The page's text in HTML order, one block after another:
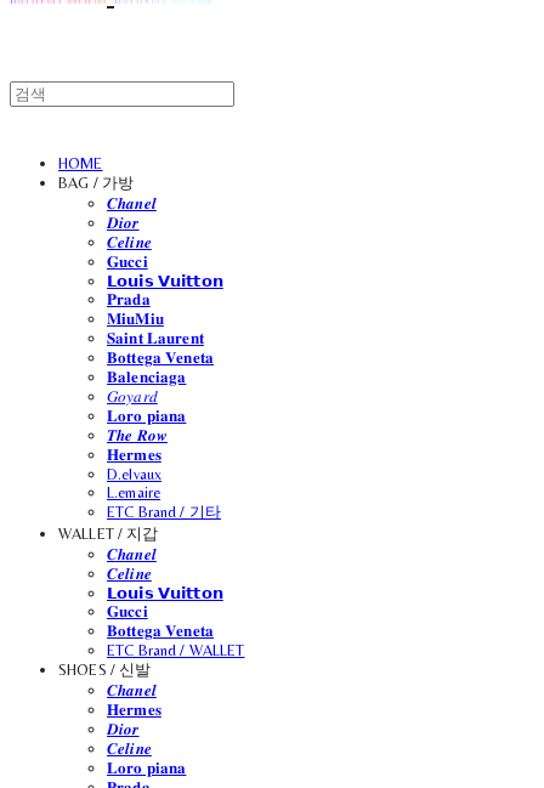
HOME
BAG / 가방
𝑪𝒉𝒂𝒏𝒆𝒍
𝑫𝒊𝒐𝒓
𝑪𝒆𝒍𝒊𝒏𝒆
𝐆𝐮𝐜𝐜𝐢
𝗟𝗼𝘂𝗶𝘀 𝗩𝘂𝗶𝘁𝘁𝗼𝗻
𝐏𝐫𝐚𝐝𝐚
𝐌𝐢𝐮𝐌𝐢𝐮
𝐒𝐚𝐢𝐧𝐭 𝐋𝐚𝐮𝐫𝐞𝐧𝐭
𝐁𝐨𝐭𝐭𝐞𝐠𝐚 𝐕𝐞𝐧𝐞𝐭𝐚
𝐁𝐚𝐥𝐞𝐧𝐜𝐢𝐚𝐠𝐚
𝐺𝑜𝑦𝑎𝑟𝑑
𝐋𝐨𝐫𝐨 𝐩𝐢𝐚𝐧𝐚
𝑻𝒉𝒆 𝑹𝒐𝒘
𝐇𝐞𝐫𝐦𝐞𝐬
D.elvaux
L.emaire
ETC Brand / 기타
WALLET / 지갑
𝑪𝒉𝒂𝒏𝒆𝒍
𝑪𝒆𝒍𝒊𝒏𝒆
𝗟𝗼𝘂𝗶𝘀 𝗩𝘂𝗶𝘁𝘁𝗼𝗻
𝐆𝐮𝐜𝐜𝐢
𝐁𝐨𝐭𝐭𝐞𝐠𝐚 𝐕𝐞𝐧𝐞𝐭𝐚
ETC Brand / WALLET
SHOES / 신발
𝑪𝒉𝒂𝒏𝒆𝒍
𝐇𝐞𝐫𝐦𝐞𝐬
𝑫𝒊𝒐𝒓
𝑪𝒆𝒍𝒊𝒏𝒆
𝐋𝐨𝐫𝐨 𝐩𝐢𝐚𝐧𝐚